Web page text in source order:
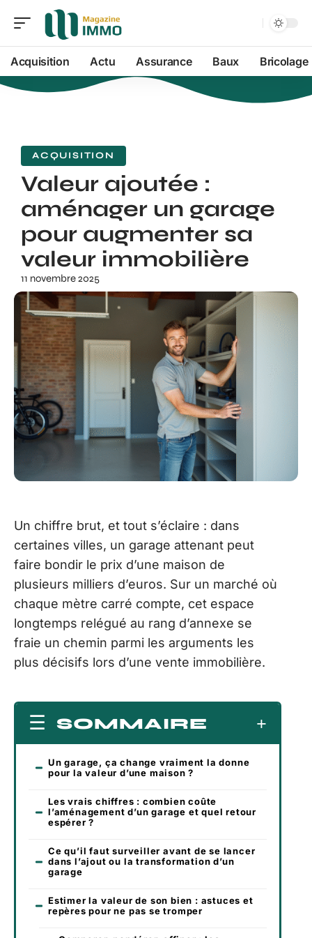
Acquisition Actu Assurance Baux Bricolage
ACQUISITION
Valeur ajoutée :
aménager un garage
pour augmenter sa
valeur immobilière
11 novembre 2025
Un chiffre brut, et tout s’éclaire : dans
certaines villes, un garage attenant peut
faire bondir le prix d’une maison de
plusieurs milliers d’euros. Sur un marché où
chaque mètre carré compte, cet espace
longtemps relégué au rang d’annexe se
fraie un chemin parmi les arguments les
plus décisifs lors d’une vente immobilière.
SOMMAIRE
Un garage, ça change vraiment la donne
pour la valeur d’une maison ?
Les vrais chiffres : combien coûte
l’aménagement d’un garage et quel retour
espérer ?
Ce qu’il faut surveiller avant de se lancer
dans l’ajout ou la transformation d’un
garage
Estimer la valeur de son bien : astuces et
repères pour ne pas se tromper